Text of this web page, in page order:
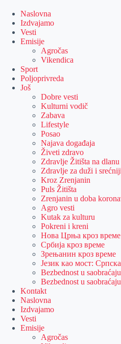
content
Naslovna
Izdvajamo
Vesti
Emisije
Agročas
Vikendica
Sport
Poljoprivreda
Još
Dobre vesti
Kulturni vodič
Zabava
Lifestyle
Posao
Najava događaja
Živeti zdravo
Zdravlje Žitišta na dlanu
Zdravlje za duži i
Kroz Zrenjanin
Puls Žitišta
Zrenjanin u doba
Agro vesti
Kutak za kulturu
Pokreni i kreni
Нова Црња кроз време
Србија кроз време
Зрењанин кроз време
Језик као мост:
Bezbednost u saobraćaju
Bezbednost u
Kontakt
Naslovna
Izdvajamo
Vesti
Emisije
Agročas